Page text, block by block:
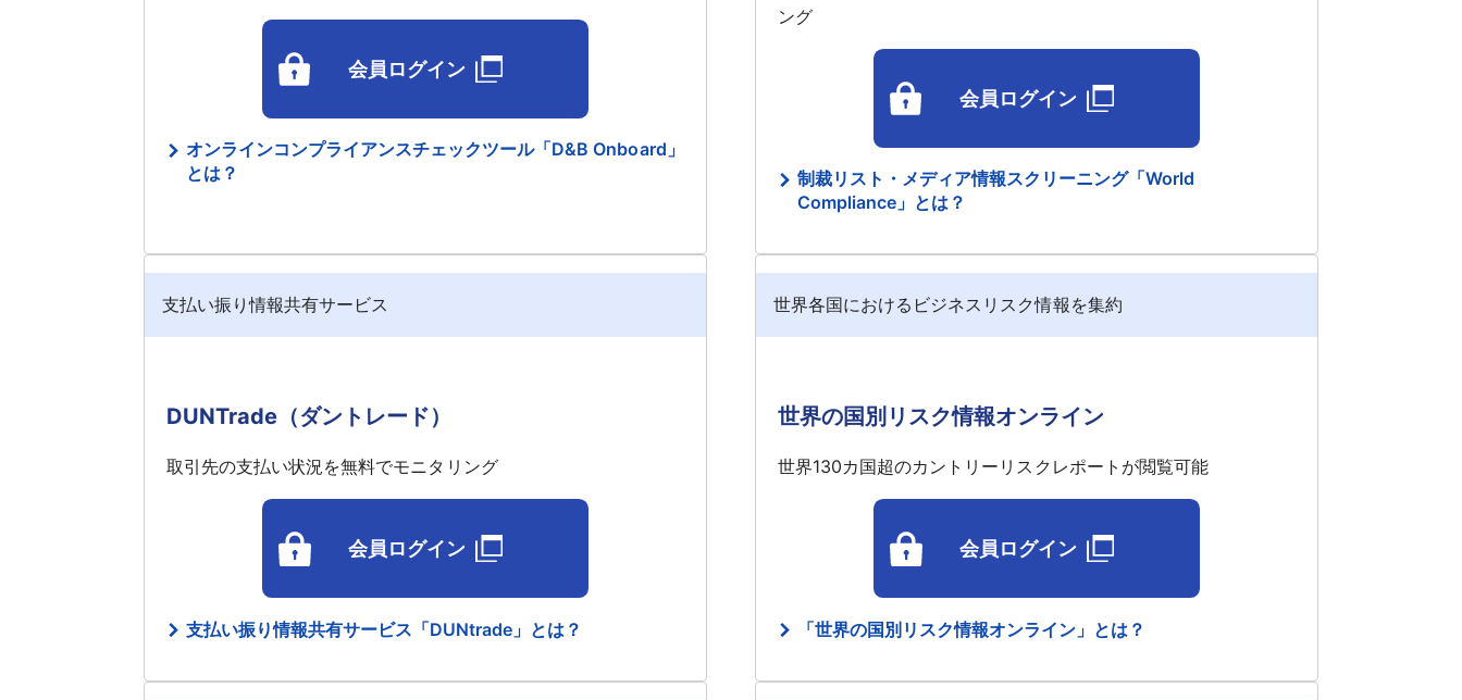
会員ログイン
オンラインコンプライアンスチェックツール「D&B Onboard」
とは？
ング
会員ログイン
制裁リスト・メディア情報スクリーニング「World
Compliance」とは？
支払い振り情報共有サービス
DUNTrade（ダントレード）
取引先の支払い状況を無料でモニタリング
会員ログイン
支払い振り情報共有サービス「DUNtrade」とは？
世界各国におけるビジネスリスク情報を集約
世界の国別リスク情報オンライン
世界130カ国超のカントリーリスクレポートが閲覧可能
会員ログイン
「世界の国別リスク情報オンライン」とは？